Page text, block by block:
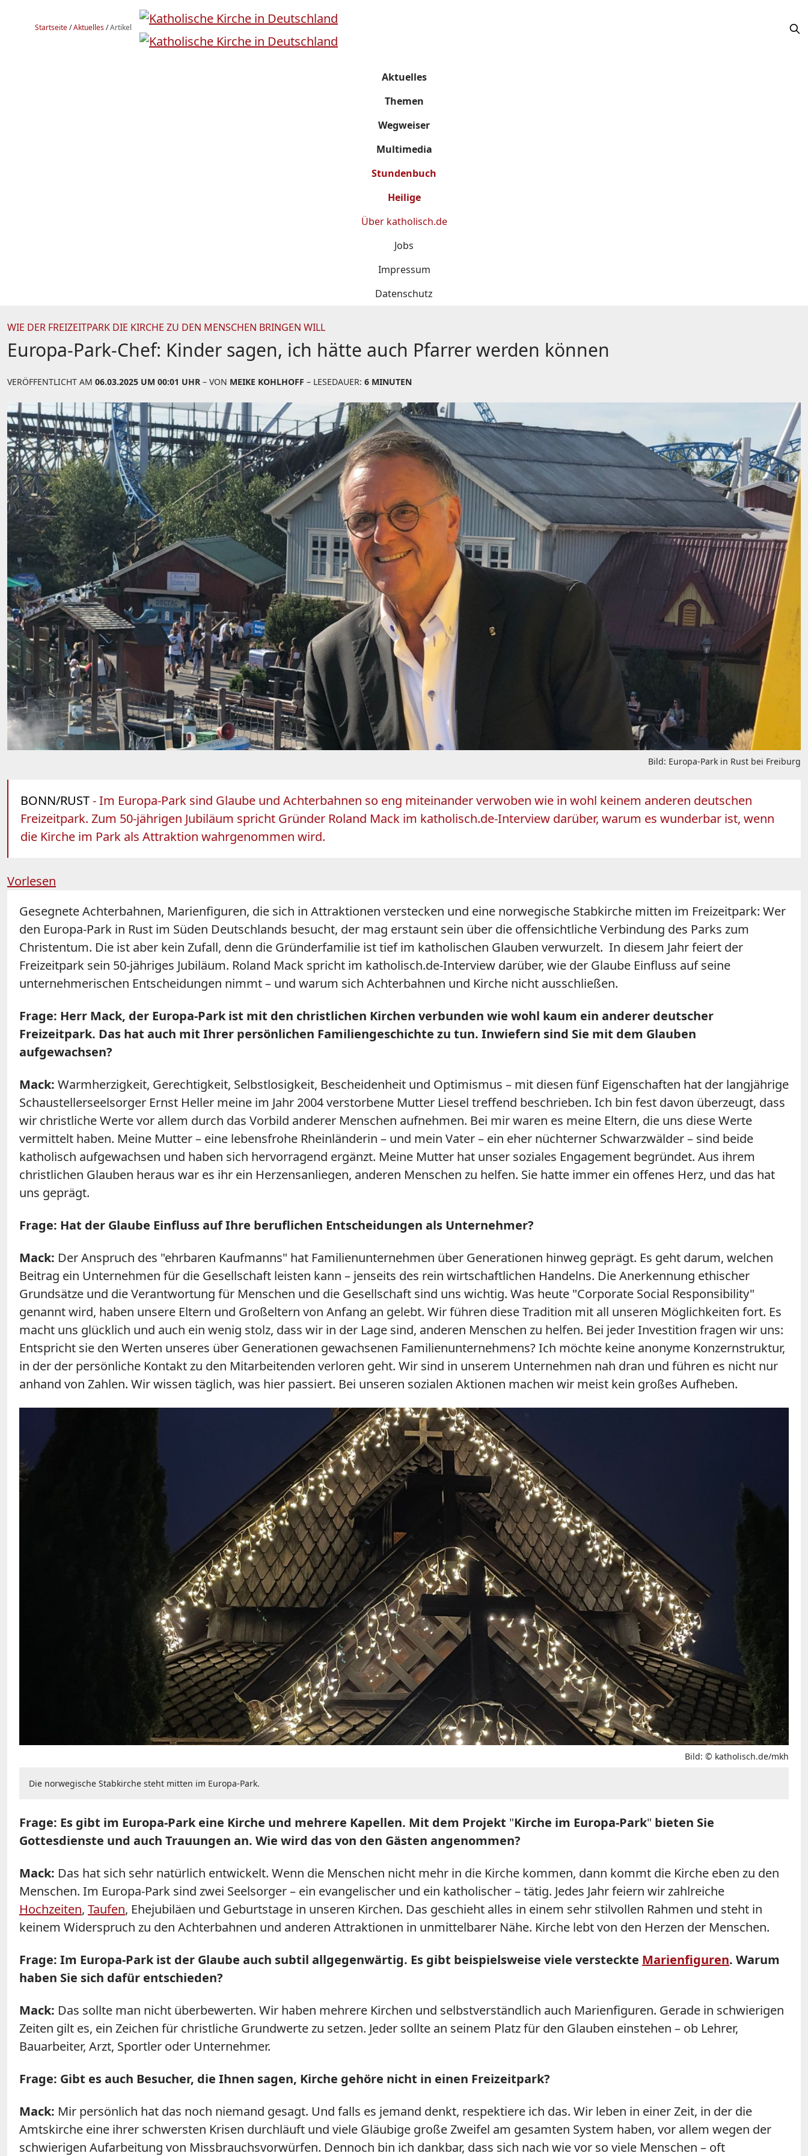
Startseite/Aktuelles/Artikel
Aktuelles
Themen
Wegweiser
Multimedia
Stundenbuch
Heilige
Über katholisch.de
Jobs
Impressum
Datenschutz
WIE DER FREIZEITPARK DIE KIRCHE ZU DEN MENSCHEN BRINGEN WILL
Europa-Park-Chef: Kinder sagen, ich hätte auch Pfarrer werden können
VERÖFFENTLICHT AM 06.03.2025 UM 00:01 UHR – VON MEIKE KOHLHOFF – LESEDAUER: 6 MINUTEN
Bild: Europa-Park in Rust bei Freiburg
BONN/RUST- Im Europa-Park sind Glaube und Achterbahnen so eng miteinander verwoben wie in wohl keinem anderen deutschen
Freizeitpark. Zum 50-jährigen Jubiläum spricht Gründer Roland Mack im katholisch.de-Interview darüber, warum es wunderbar ist, wenn
die Kirche im Park als Attraktion wahrgenommen wird.
Vorlesen
Gesegnete Achterbahnen, Marienfiguren, die sich in Attraktionen verstecken und eine norwegische Stabkirche mitten im Freizeitpark: Wer
den Europa-Park in Rust im Süden Deutschlands besucht, der mag erstaunt sein über die offensichtliche Verbindung des Parks zum
Christentum. Die ist aber kein Zufall, denn die Gründerfamilie ist tief im katholischen Glauben verwurzelt. In diesem Jahr feiert der
Freizeitpark sein 50-jähriges Jubiläum. Roland Mack spricht im katholisch.de-Interview darüber, wie der Glaube Einfluss auf seine
unternehmerischen Entscheidungen nimmt – und warum sich Achterbahnen und Kirche nicht ausschließen.
Frage: Herr Mack, der Europa-Park ist mit den christlichen Kirchen verbunden wie wohl kaum ein anderer deutscher
Freizeitpark. Das hat auch mit Ihrer persönlichen Familiengeschichte zu tun. Inwiefern sind Sie mit dem Glauben
aufgewachsen?
Mack: Warmherzigkeit, Gerechtigkeit, Selbstlosigkeit, Bescheidenheit und Optimismus – mit diesen fünf Eigenschaften hat der langjährige
Schaustellerseelsorger Ernst Heller meine im Jahr 2004 verstorbene Mutter Liesel treffend beschrieben. Ich bin fest davon überzeugt, dass
wir christliche Werte vor allem durch das Vorbild anderer Menschen aufnehmen. Bei mir waren es meine Eltern, die uns diese Werte
vermittelt haben. Meine Mutter – eine lebensfrohe Rheinländerin – und mein Vater – ein eher nüchterner Schwarzwälder – sind beide
katholisch aufgewachsen und haben sich hervorragend ergänzt. Meine Mutter hat unser soziales Engagement begründet. Aus ihrem
christlichen Glauben heraus war es ihr ein Herzensanliegen, anderen Menschen zu helfen. Sie hatte immer ein offenes Herz, und das hat
uns geprägt.
Frage: Hat der Glaube Einfluss auf Ihre beruflichen Entscheidungen als Unternehmer?
Mack: Der Anspruch des "ehrbaren Kaufmanns" hat Familienunternehmen über Generationen hinweg geprägt. Es geht darum, welchen
Beitrag ein Unternehmen für die Gesellschaft leisten kann – jenseits des rein wirtschaftlichen Handelns. Die Anerkennung ethischer
Grundsätze und die Verantwortung für Menschen und die Gesellschaft sind uns wichtig. Was heute "Corporate Social Responsibility"
genannt wird, haben unsere Eltern und Großeltern von Anfang an gelebt. Wir führen diese Tradition mit all unseren Möglichkeiten fort. Es
macht uns glücklich und auch ein wenig stolz, dass wir in der Lage sind, anderen Menschen zu helfen. Bei jeder Investition fragen wir uns:
Entspricht sie den Werten unseres über Generationen gewachsenen Familienunternehmens? Ich möchte keine anonyme Konzernstruktur,
in der der persönliche Kontakt zu den Mitarbeitenden verloren geht. Wir sind in unserem Unternehmen nah dran und führen es nicht nur
anhand von Zahlen. Wir wissen täglich, was hier passiert. Bei unseren sozialen Aktionen machen wir meist kein großes Aufheben.
Bild: © katholisch.de/mkh
Die norwegische Stabkirche steht mitten im Europa-Park.
Frage: Es gibt im Europa-Park eine Kirche und mehrere Kapellen. Mit dem Projekt "Kirche im Europa-Park" bieten Sie
Gottesdienste und auch Trauungen an. Wie wird das von den Gästen angenommen?
Mack: Das hat sich sehr natürlich entwickelt. Wenn die Menschen nicht mehr in die Kirche kommen, dann kommt die Kirche eben zu den
Menschen. Im Europa-Park sind zwei Seelsorger – ein evangelischer und ein katholischer – tätig. Jedes Jahr feiern wir zahlreiche
Hochzeiten, Taufen, Ehejubiläen und Geburtstage in unseren Kirchen. Das geschieht alles in einem sehr stilvollen Rahmen und steht in
keinem Widerspruch zu den Achterbahnen und anderen Attraktionen in unmittelbarer Nähe. Kirche lebt von den Herzen der Menschen.
Frage: Im Europa-Park ist der Glaube auch subtil allgegenwärtig. Es gibt beispielsweise viele versteckte Marienfiguren. Warum
haben Sie sich dafür entschieden?
Mack: Das sollte man nicht überbewerten. Wir haben mehrere Kirchen und selbstverständlich auch Marienfiguren. Gerade in schwierigen
Zeiten gilt es, ein Zeichen für christliche Grundwerte zu setzen. Jeder sollte an seinem Platz für den Glauben einstehen – ob Lehrer,
Bauarbeiter, Arzt, Sportler oder Unternehmer.
Frage: Gibt es auch Besucher, die Ihnen sagen, Kirche gehöre nicht in einen Freizeitpark?
Mack: Mir persönlich hat das noch niemand gesagt. Und falls es jemand denkt, respektiere ich das. Wir leben in einer Zeit, in der die
Amtskirche eine ihrer schwersten Krisen durchläuft und viele Gläubige große Zweifel am gesamten System haben, vor allem wegen der
schwierigen Aufarbeitung von Missbrauchsvorwürfen. Dennoch bin ich dankbar, dass sich nach wie vor so viele Menschen – oft